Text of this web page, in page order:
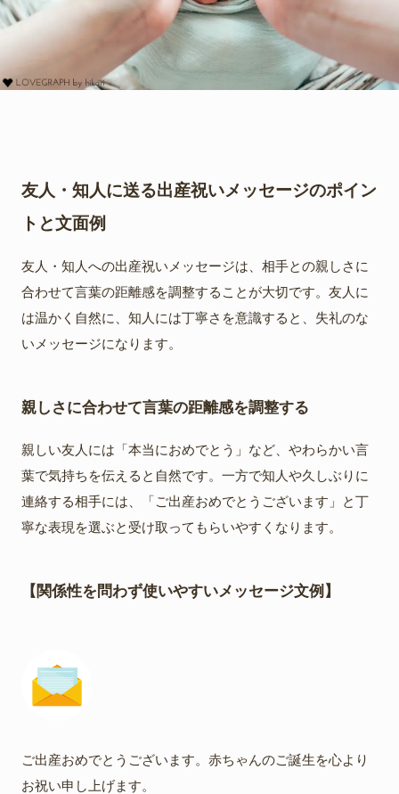
友人・知人に送る出産祝いメッセージのポイン
トと文面例
友人・知人への出産祝いメッセージは、相手との親しさに
合わせて言葉の距離感を調整することが大切です。友人に
は温かく自然に、知人には丁寧さを意識すると、失礼のな
いメッセージになります。
親しさに合わせて言葉の距離感を調整する
親しい友人には「本当におめでとう」など、やわらかい言
葉で気持ちを伝えると自然です。一方で知人や久しぶりに
連絡する相手には、「ご出産おめでとうございます」と丁
寧な表現を選ぶと受け取ってもらいやすくなります。
【関係性を問わず使いやすいメッセージ文例】
ご出産おめでとうございます。赤ちゃんのご誕生を心より
お祝い申し上げます。